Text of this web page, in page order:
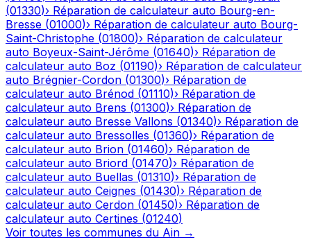
(01330)› Réparation de calculateur auto Bourg-en-
Bresse (01000)› Réparation de calculateur auto Bourg-
Saint-Christophe (01800)› Réparation de calculateur
auto Boyeux-Saint-Jérôme (01640)› Réparation de
calculateur auto Boz (01190)› Réparation de calculateur
auto Brégnier-Cordon (01300)› Réparation de
calculateur auto Brénod (01110)› Réparation de
calculateur auto Brens (01300)› Réparation de
calculateur auto Bresse Vallons (01340)› Réparation de
calculateur auto Bressolles (01360)› Réparation de
calculateur auto Brion (01460)› Réparation de
calculateur auto Briord (01470)› Réparation de
calculateur auto Buellas (01310)› Réparation de
calculateur auto Ceignes (01430)› Réparation de
calculateur auto Cerdon (01450)› Réparation de
calculateur auto Certines (01240)
Voir toutes les communes du Ain →